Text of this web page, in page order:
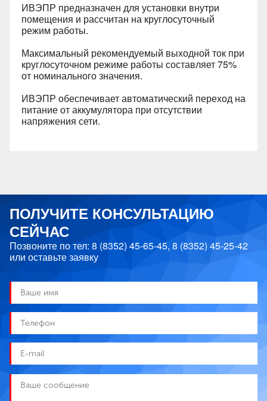
ИВЭПР предназначен для установки внутри
помещения и рассчитан на круглосуточный
режим работы.
Максимальный рекомендуемый выходной ток при
круглосуточном режиме работы составляет 75%
от номинального значения.
ИВЭПР обеспечивает автоматический переход на
питание от аккумулятора при отсутствии
напряжения сети.
ПОЛУЧИТЕ КОНСУЛЬТАЦИЮ
СЕЙЧАС
Позвоните по тел: 8 (8352) 45-65-45, 8 (8352) 45-25-42
или оставьте заявку